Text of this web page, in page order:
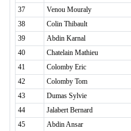
37
Venou Mouraly
38
Colin Thibault
39
Abdin Karnal
40
Chatelain Mathieu
41
Colomby Eric
42
Colomby Tom
43
Dumas Sylvie
44
Jalabert Bernard
45
Abdin Ansar